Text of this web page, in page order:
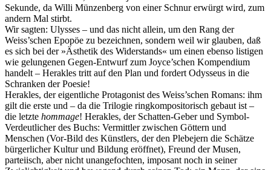
Sekunde, da Willi Münzenberg von einer Schnur erwürgt wird, zum
andern Mal stirbt.
Wir sagten: Ulysses – und das nicht allein, um den Rang der
Weiss’schen Epopöe zu bezeichnen, sondern weil wir glauben, daß
es sich bei der »Ästhetik des Widerstands« um einen ebenso listigen
wie gelungenen Gegen-Entwurf zum Joyce’schen Kompendium
handelt – Herakles tritt auf den Plan und fordert Odysseus in die
Schranken der Poesie!
Herakles, der eigentliche Protagonist des Weiss’schen Romans: ihm
gilt die erste und – da die Trilogie ringkompositorisch gebaut ist –
die letzte hommage! Herakles, der Schatten-Geber und Symbol-
Verdeutlicher des Buchs: Vermittler zwischen Göttern und
Menschen (Vor-Bild des Künstlers, der den Plebejern die Schätze
bürgerlicher Kultur und Bildung eröffnet), Freund der Musen,
parteiisch, aber nicht unangefochten, imposant noch in seiner